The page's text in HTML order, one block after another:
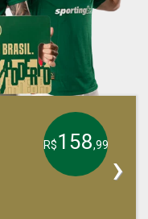
R$158,99
›